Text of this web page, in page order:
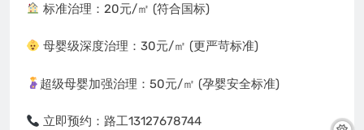
标准治理：20元/㎡ (符合国标)
母婴级深度治理：30元/㎡ (更严苛标准)
超级母婴加强治理：50元/㎡ (孕婴安全标准)
立即预约：路工13127678744